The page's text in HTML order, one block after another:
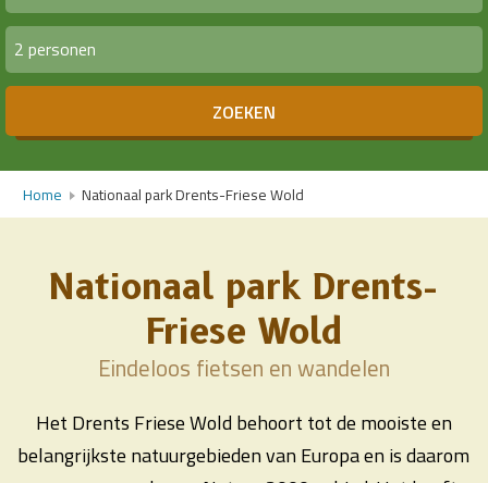
2 personen
ZOEKEN
Home Nationaal park Drents-Friese Wold
Nationaal park Drents-
Friese Wold
Eindeloos fietsen en wandelen
Het Drents Friese Wold behoort tot de mooiste en
belangrijkste natuurgebieden van Europa en is daarom